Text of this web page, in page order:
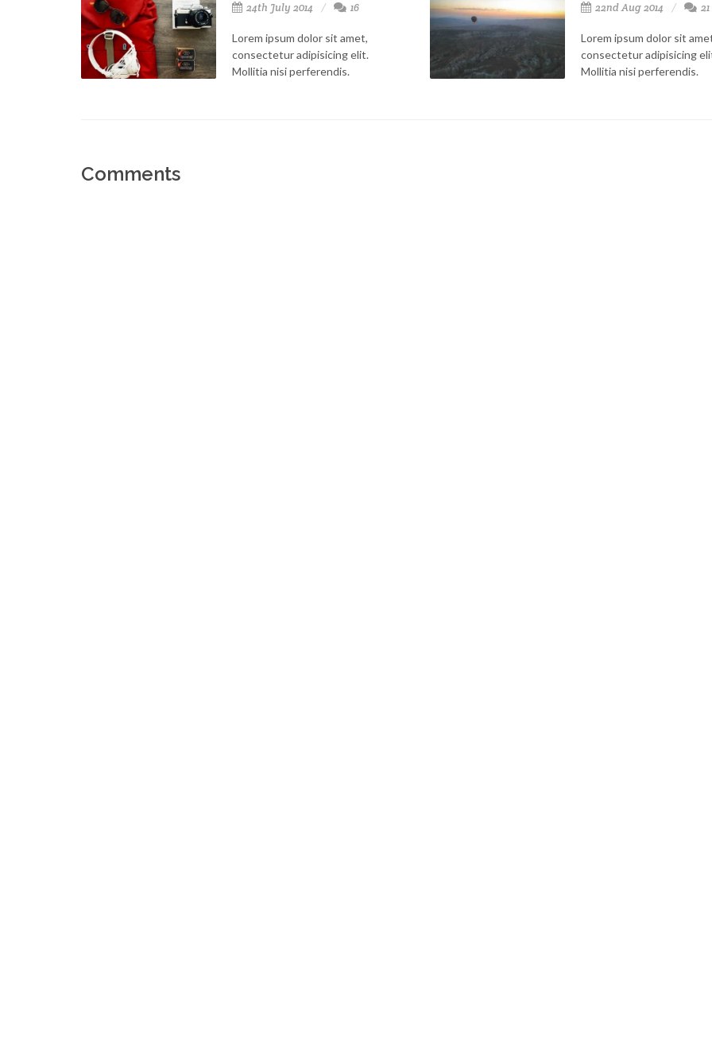
24th July 2014 16
Lorem ipsum dolor sit amet,
consectetur adipisicing elit.
Mollitia nisi perferendis.
22nd Aug 2014 21
Lorem ipsum dolor sit
consectetur adipisicing
Mollitia nisi perferendis.
Comments